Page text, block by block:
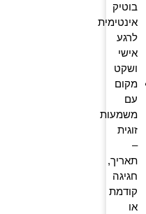
בוטיק
אינטימית
לרגע
אישי
ושקט
מקום
עם
משמעות
זוגית
–
תאריך,
חגיגה
קודמת
או